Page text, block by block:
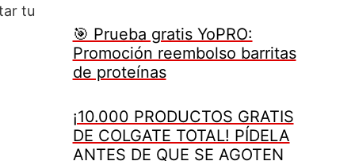
tu
🎯 Prueba gratis YoPRO:
Promoción reembolso barritas
de proteínas
¡10.000 PRODUCTOS GRATIS
DE COLGATE TOTAL! PÍDELA
ANTES DE QUE SE AGOTEN